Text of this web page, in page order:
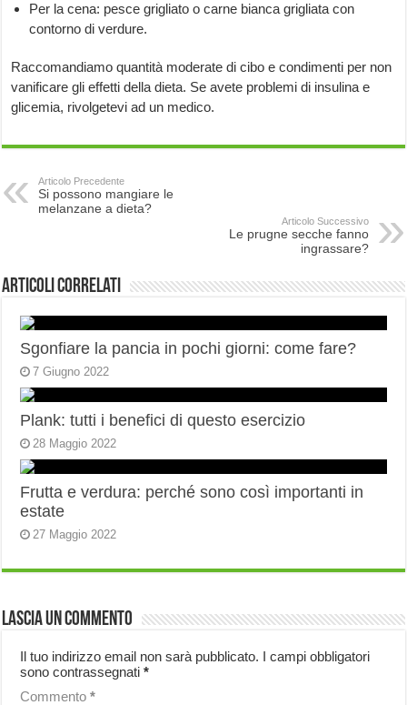
Per la cena: pesce grigliato o carne bianca grigliata con
contorno di verdure.
Raccomandiamo quantità moderate di cibo e condimenti per non
vanificare gli effetti della dieta. Se avete problemi di insulina e
glicemia, rivolgetevi ad un medico.
Articolo Precedente
Si possono mangiare le
melanzane a dieta?
Articolo Successivo
Le prugne secche fanno
ingrassare?
Articoli correlati
Sgonfiare la pancia in pochi giorni: come fare?
7 Giugno 2022
Plank: tutti i benefici di questo esercizio
28 Maggio 2022
Frutta e verdura: perché sono così importanti in
estate
27 Maggio 2022
Lascia un commento
Il tuo indirizzo email non sarà pubblicato. I campi obbligatori
sono contrassegnati*
Commento*